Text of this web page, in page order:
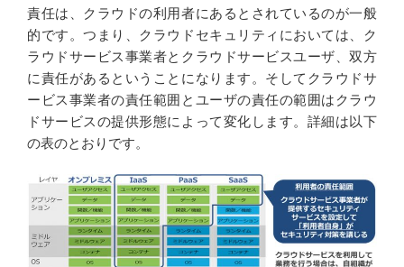
責任は、クラウドの利用者にあるとされているのが一般
的です。つまり、クラウドセキュリティにおいては、ク
ラウドサービス事業者とクラウドサービスユーザ、双方
に責任があるということになります。そしてクラウドサ
ービス事業者の責任範囲とユーザの責任の範囲はクラウ
ドサービスの提供形態によって変化します。詳細は以下
の表のとおりです。